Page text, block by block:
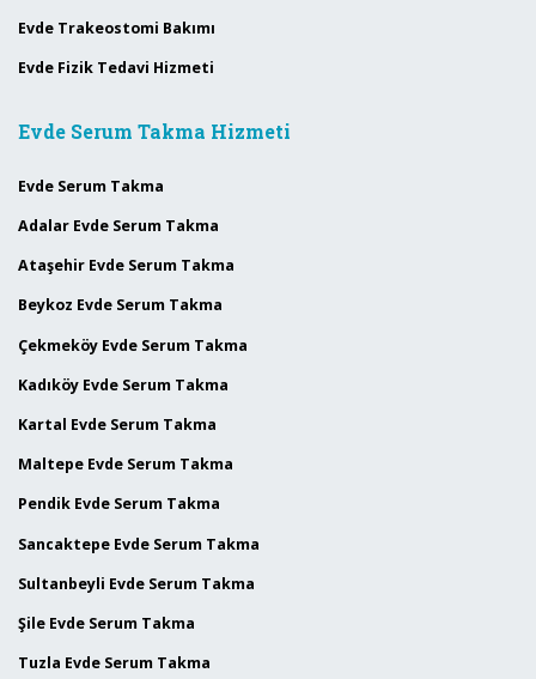
Evde Trakeostomi Bakımı
Evde Fizik Tedavi Hizmeti
Evde Serum Takma Hizmeti
Evde Serum Takma
Adalar Evde Serum Takma
Ataşehir Evde Serum Takma
Beykoz Evde Serum Takma
Çekmeköy Evde Serum Takma
Kadıköy Evde Serum Takma
Kartal Evde Serum Takma
Maltepe Evde Serum Takma
Pendik Evde Serum Takma
Sancaktepe Evde Serum Takma
Sultanbeyli Evde Serum Takma
Şile Evde Serum Takma
Tuzla Evde Serum Takma